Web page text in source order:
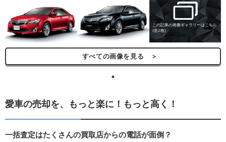
この記事の画像ギャラリーはこちら
(全2枚)
すべての画像を見る ＞
愛車の売却を、もっと楽に！もっと高く！
一括査定はたくさんの買取店からの電話が面倒？